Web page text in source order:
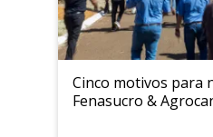
Cinco motivos para
Fenasucro &